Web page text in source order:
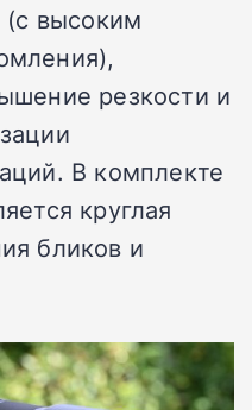
(с высоким
резкости и
В комплекте
круглая
бликов и